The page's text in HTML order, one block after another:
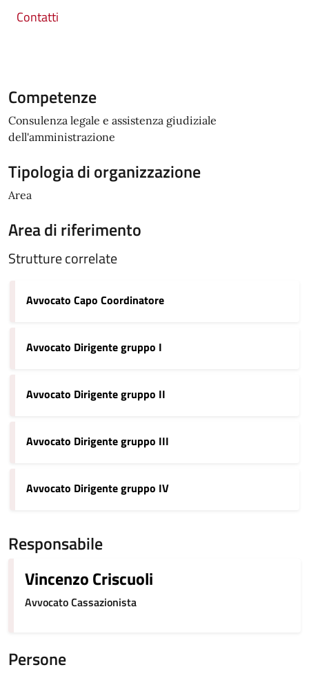
Contatti
Competenze
Consulenza legale e assistenza giudiziale
dell'amministrazione
Tipologia di organizzazione
Area
Area di riferimento
Strutture correlate
Avvocato Capo Coordinatore
Avvocato Dirigente gruppo I
Avvocato Dirigente gruppo II
Avvocato Dirigente gruppo III
Avvocato Dirigente gruppo IV
Responsabile
Vincenzo Criscuoli
Avvocato Cassazionista
Persone